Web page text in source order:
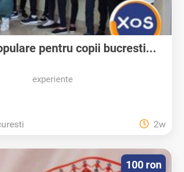
pentru copii bucresti...
experiente
2w
100 ron